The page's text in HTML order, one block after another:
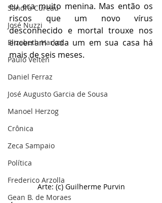
Sandra Cureau
José Nuzzi
Elizabeth Harkot
Paulo Velten
Daniel Ferraz
José Augusto Garcia de Sousa
Manoel Herzog
Crônica
Zeca Sampaio
Política
Frederico Arzolla
Gean B. de Moraes
eu era muito menina. Mas então os
riscos que um novo vírus
desconhecido e mortal trouxe nos
encerram cada um em sua casa há
mais de seis meses.
Arte: (c) Guilherme Purvin